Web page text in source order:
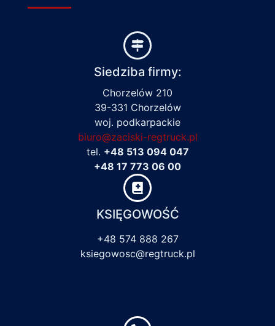
Siedziba firmy:
Chorzelów 210
39-331 Chorzelów
woj. podkarpackie
biuro@zaciski-regtruck.pl
tel. +48 513 094 047
+48 17 773 06 00
KSIĘGOWOŚĆ
+48 574 888 267
ksiegowosc@regtruck.pl